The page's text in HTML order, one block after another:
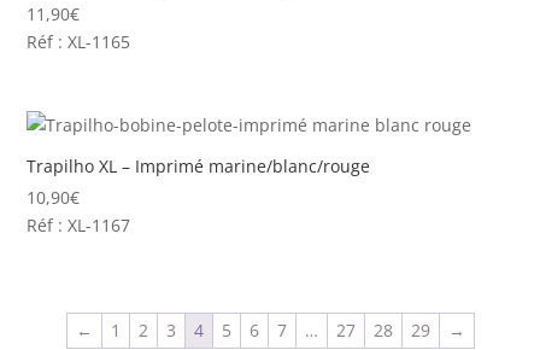
11,90€
Réf : XL-1165
Trapilho XL – Imprimé marine/blanc/rouge
10,90€
Réf : XL-1167
← 1 2 3 4 5 6 7 … 27 28 29 →